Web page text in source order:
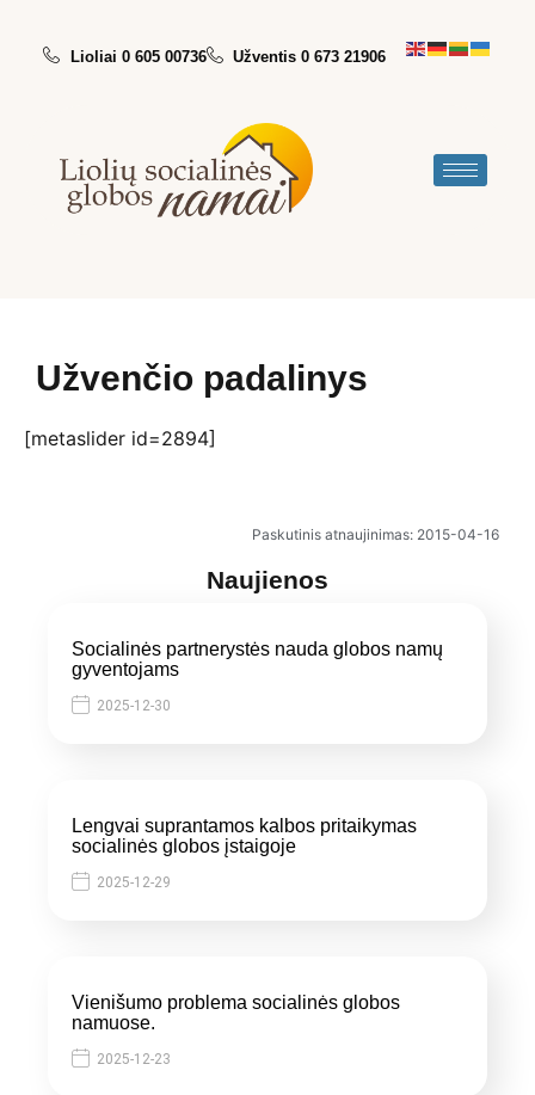
Lioliai 0 605 00736 Užventis 0 673 21906
Užvenčio padalinys
[metaslider id=2894]
Paskutinis atnaujinimas: 2015-04-16
Naujienos
Socialinės partnerystės nauda globos namų
gyventojams
2025-12-30
Lengvai suprantamos kalbos pritaikymas
socialinės globos įstaigoje
2025-12-29
Vienišumo problema socialinės globos
namuose.
2025-12-23